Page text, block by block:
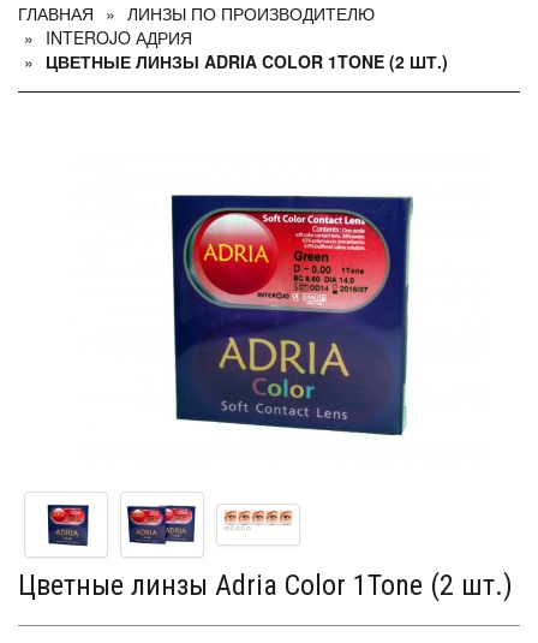
ГЛАВНАЯ
ЛИНЗЫ ПО ПРОИЗВОДИТЕЛЮ
INTEROJO АДРИЯ
ЦВЕТНЫЕ ЛИНЗЫ ADRIA COLOR 1TONE (2 ШТ.)
Цветные линзы Adria Color 1Tone (2 шт.)